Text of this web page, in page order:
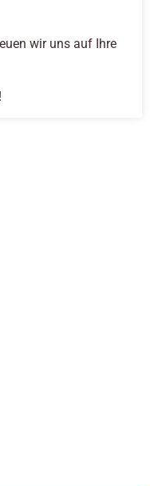
wir uns auf Ihre